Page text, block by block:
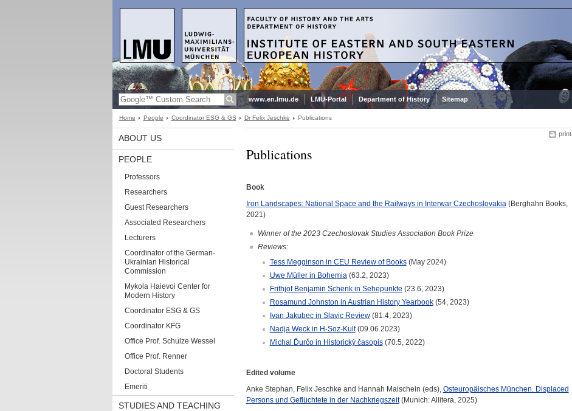
www.en.lmu.de LMU-Portal Department of History Sitemap
Home People Coordinator ESG & GS Dr Felix Jeschke Publications
ABOUT US
PEOPLE
Professors
Researchers
Guest Researchers
Associated Researchers
Lecturers
Coordinator of the German-
Ukrainian Historical
Commission
Mykola Haievoi Center for
Modern History
Coordinator ESG & GS
Coordinator KFG
Office Prof. Schulze Wessel
Office Prof. Renner
Doctoral Students
Emeriti
STUDIES AND TEACHING
print
Publications
Book
Iron Landscapes: National Space and the Railways in Interwar Czechoslovakia(Berghahn Books,
2021)
Winner of the 2023 Czechoslovak Studies Association Book Prize
Reviews:
Tess Megginson in CEU Review of Books(May 2024)
Uwe Müller in Bohemia(63.2, 2023)
Frithjof Benjamin Schenk in Sehepunkte (23.6, 2023)
Rosamund Johnston in Austrian History Yearbook(54, 2023)
Ivan Jakubec in Slavic Review(81.4, 2023)
Nadja Weck in H-Soz-Kult(09.06.2023)
Michal Ďurčo in Historický časopis(70.5, 2022)
Edited volume
Anke Stephan, Felix Jeschke and Hannah Maischein (eds), Osteuropäisches München. Displaced
Persons und Geflüchtete in der Nachkriegszeit(Munich: Allitera, 2025)